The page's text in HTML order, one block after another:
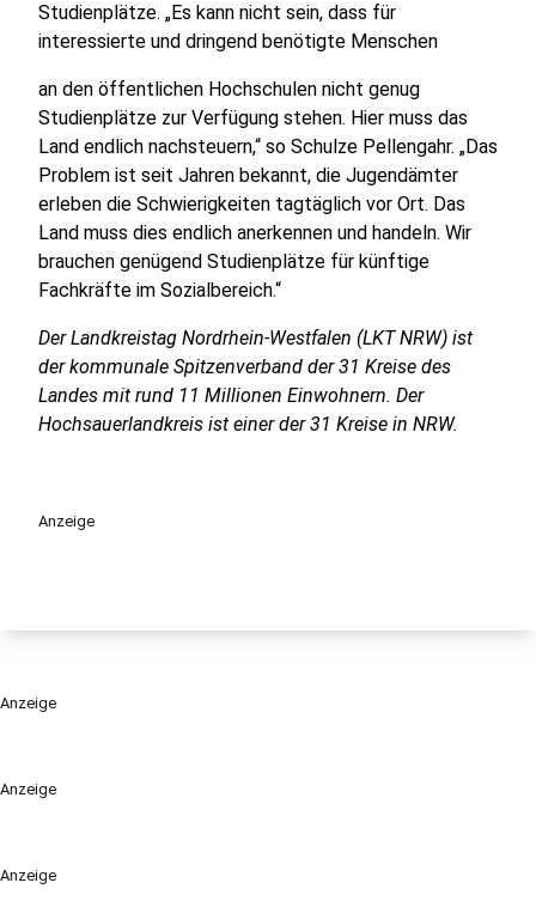
Anzeige
Anzeige
Studienplätze. „Es kann nicht sein, dass für
interessierte und dringend benötigte Menschen
an den öffentlichen Hochschulen nicht genug
Studienplätze zur Verfügung stehen. Hier muss das
Land endlich nachsteuern,“ so Schulze Pellengahr. „Das
Problem ist seit Jahren bekannt, die Jugendämter
erleben die Schwierigkeiten tagtäglich vor Ort. Das
Land muss dies endlich anerkennen und handeln. Wir
brauchen genügend Studienplätze für künftige
Fachkräfte im Sozialbereich.“
Der Landkreistag Nordrhein-Westfalen (LKT NRW) ist
der kommunale Spitzenverband der 31 Kreise des
Landes mit rund 11 Millionen Einwohnern. Der
Hochsauerlandkreis ist einer der 31 Kreise in NRW.
Anzeige
Anzeige